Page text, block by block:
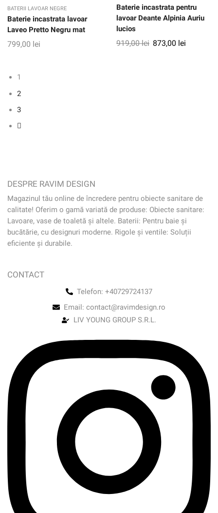
BATERII LAVOAR NEGRE
Baterie incastrata lavoar
Laveo Pretto Negru mat
799,00 lei
Baterie incastrata pentru
lavoar Deante Alpinia Auriu
lucios
919,00lei 873,00 lei
1
2
3
DESPRE RAVIM DESIGN
Magazinul tău online de încredere pentru obiecte sanitare de
calitate! Oferim o gamă variată de produse: Obiecte sanitare:
Lavoare, vase de toaletă și altele. Baterii: Pentru baie și
bucătărie, cu designuri moderne. Rigole și ventile: Soluții
eficiente și durabile.
CONTACT
Telefon: +40729724137
Email: contact@ravimdesign.ro
LIV YOUNG GROUP S.R.L.